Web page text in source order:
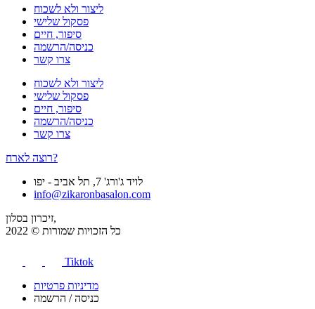
ליצור ולא לשכוח
פסקול שלישי
סיפור, חיים
כניסה/הרשמה
צרו קשר
ליצור ולא לשכוח
פסקול שלישי
סיפור, חיים
כניסה/הרשמה
צרו קשר
רוצה לארח?
לויד ג'ורג' 7, תל אביב - יפו
info@zikaronbasalon.com
זיכרון בסלון,
כל הזכויות שמורות © 2022
Tiktok
מדיניות פרטיות
כניסה / הרשמה